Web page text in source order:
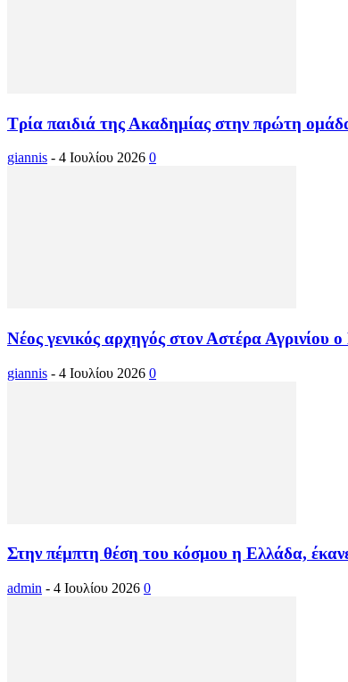
Τρία παιδιά της Ακαδημίας στην πρώτη
giannis - 4 Ιουλίου 2026 0
Νέος γενικός αρχηγός στον Αστέρα Αγρινίου
giannis - 4 Ιουλίου 2026 0
Στην πέμπτη θέση του κόσμου η Ελλάδα,
admin - 4 Ιουλίου 2026 0